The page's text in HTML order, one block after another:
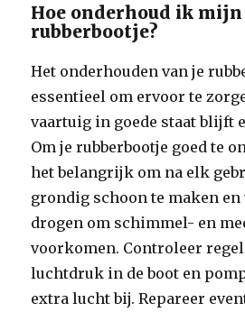
Hoe onderhoud ik mijn
rubberbootje?
Het onderhouden van je
essentieel om ervoor te
vaartuig in goede staat blijft
Om je rubberbootje goed te
het belangrijk om na elk
grondig schoon te maken
drogen om schimmel- en
voorkomen. Controleer
luchtdruk in de boot en
extra lucht bij. Repareer